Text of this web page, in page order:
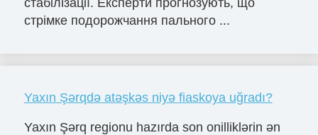
стабілізації. Експерти прогнозують, що
стрімке подорожчання пального ...
Yaxın Şərqdə atəşkəs niyə fiaskoya uğradı?
Yaxın Şərq regionu hazırda son onilliklərin ən